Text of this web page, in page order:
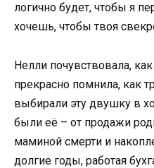
логично будет, чтобы я
хочешь, чтобы твоя
Нелли почувствовала,
прекрасно помнила, как
выбирали эту двушку в
были её – от продажи
маминой смерти и
долгие годы, работая